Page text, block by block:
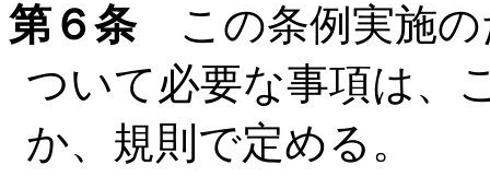
第６条この条例実施の
ついて必要な事項は、
か、規則で定める。